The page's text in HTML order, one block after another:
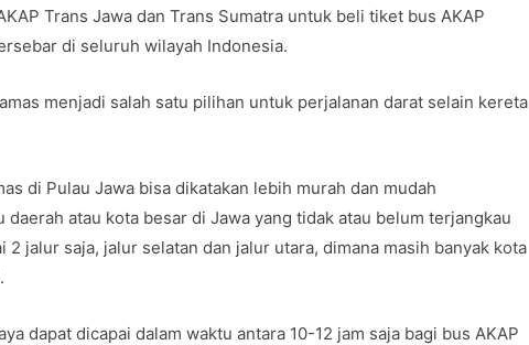
Trans Jawa dan Trans Sumatra untuk beli tiket bus AKAP
di seluruh wilayah Indonesia.
menjadi salah satu pilihan untuk perjalanan darat selain kereta
di Pulau Jawa bisa dikatakan lebih murah dan mudah
atau kota besar di Jawa yang tidak atau belum terjangkau
jalur saja, jalur selatan dan jalur utara, dimana masih banyak kota
dapat dicapai dalam waktu antara 10-12 jam saja bagi bus AKAP